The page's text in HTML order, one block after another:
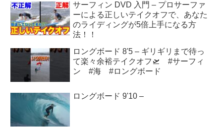
サーフィン DVD 入門 – プロサーファ
ーによる正しいテイクオフで、あなた
のライディングが5倍上手になる方
法！！
ロングボード 8'5 – ギリギリまで待っ
て楽々余裕テイクオフ🛫 #サーフィ
ン #海 #ロングボード
ロングボード 9'10 –